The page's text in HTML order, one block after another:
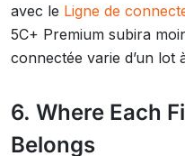
avec le Ligne de
5C+ Premium subira
connectée varie d’un lot
6. Where Each
Belongs